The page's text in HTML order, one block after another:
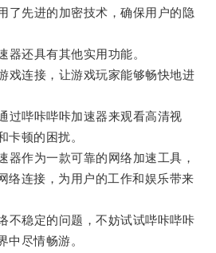
先进的加密技术，确保用户的隐
还具有其他实用功能。
连接，让游戏玩家能够畅快地进
哔咔哔咔加速器来观看高清视
卡顿的困扰。
作为一款可靠的网络加速工具，
络连接，为用户的工作和娱乐带来
稳定的问题，不妨试试哔咔哔咔
中尽情畅游。